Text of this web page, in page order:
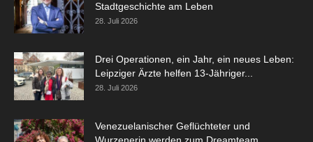
Stadtgeschichte am Leben
28. Juli 2026
Drei Operationen, ein Jahr, ein neues Leben:
Leipziger Ärzte helfen 13-Jähriger...
28. Juli 2026
Venezuelanischer Geflüchteter und